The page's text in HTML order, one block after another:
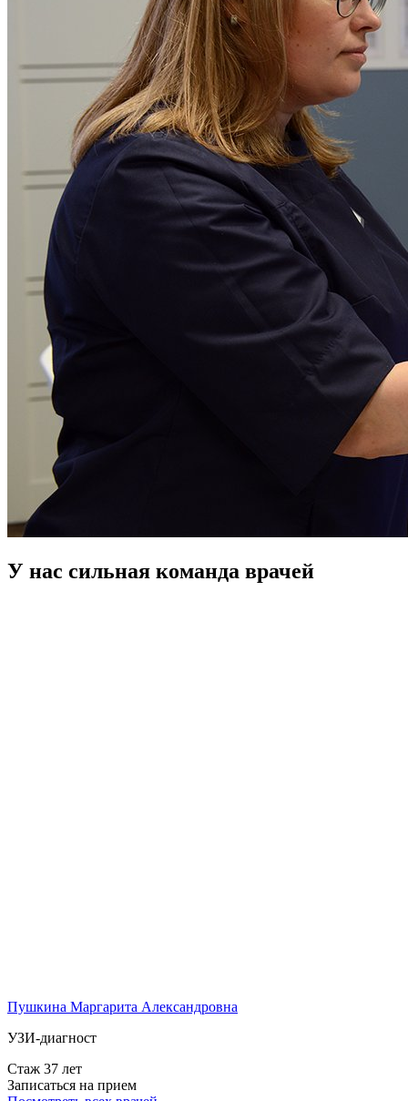
У нас сильная команда врачей
Пушкина Маргарита Александровна
УЗИ-диагност
Стаж 37 лет
Записаться на прием